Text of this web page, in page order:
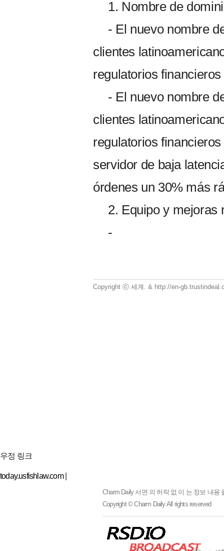
1. Nombre de
- El nuevo nombre
clientes
regulatorios
- El nuevo nombre
clientes
regulatorios
servidor de baja
órdenes un 30% más
2. Equipo y
-
Copyright ⓒ 세계. & http://en-
우정 링크
today.usfishlaw.com|
Charm Daily서면 의 허락 없 이 는 정보 내용
Copyright © Charm Daily All rights reserved